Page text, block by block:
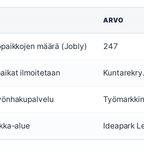
ARVO
määrä (Jobly) 247
ilmoitetaan
alue Ideapark